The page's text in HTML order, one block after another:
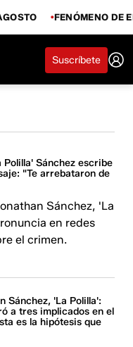
FENÓMENO DE
Suscríbete
Polilla' Sánchez escribe
"Te arrebataron de
Sánchez, 'La
en redes
el crimen.
Sánchez, 'La Polilla':
a tres implicados en el
es la hipótesis que